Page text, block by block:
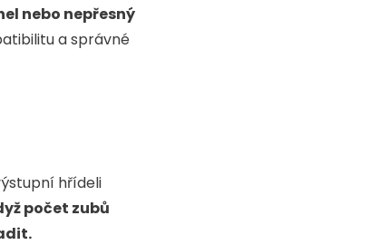
nebo nepřesný
a správné
hřídeli
počet zubů